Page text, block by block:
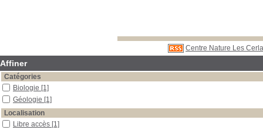
Centre Nature Les
Affiner
Catégories
Biologie [1]
Géologie [1]
Localisation
Libre accès [1]